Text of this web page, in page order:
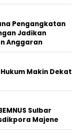
Pengangkatan
Jadikan
Anggaran
Makin Dekat
Sulbar
Majene